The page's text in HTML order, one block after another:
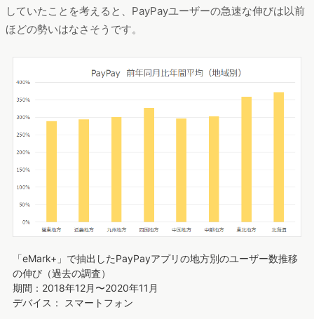
していたことを考えると、PayPayユーザーの急速な伸びは以前
ほどの勢いはなさそうです。
「eMark+」で抽出したPayPayアプリの地方別のユーザー数推移
の伸び（過去の調査）
期間：2018年12月〜2020年11月
デバイス： スマートフォン